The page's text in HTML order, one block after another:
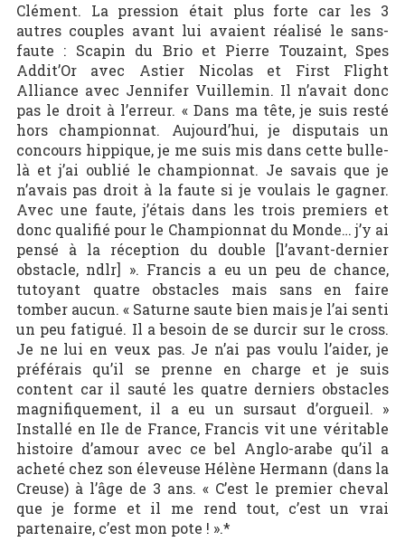
Clément. La pression était plus forte car les 3
autres couples avant lui avaient réalisé le sans-
faute : Scapin du Brio et Pierre Touzaint, Spes
Addit’Or avec Astier Nicolas et First Flight
Alliance avec Jennifer Vuillemin. Il n’avait donc
pas le droit à l’erreur. « Dans ma tête, je suis resté
hors championnat. Aujourd’hui, je disputais un
concours hippique, je me suis mis dans cette bulle-
là et j’ai oublié le championnat. Je savais que je
n’avais pas droit à la faute si je voulais le gagner.
Avec une faute, j’étais dans les trois premiers et
donc qualifié pour le Championnat du Monde… j’y ai
pensé à la réception du double [l’avant-dernier
obstacle, ndlr] ». Francis a eu un peu de chance,
tutoyant quatre obstacles mais sans en faire
tomber aucun. « Saturne saute bien mais je l’ai senti
un peu fatigué. Il a besoin de se durcir sur le cross.
Je ne lui en veux pas. Je n’ai pas voulu l’aider, je
préférais qu’il se prenne en charge et je suis
content car il sauté les quatre derniers obstacles
magnifiquement, il a eu un sursaut d’orgueil. »
Installé en Ile de France, Francis vit une véritable
histoire d’amour avec ce bel Anglo-arabe qu’il a
acheté chez son éleveuse Hélène Hermann (dans la
Creuse) à l’âge de 3 ans. « C’est le premier cheval
que je forme et il me rend tout, c’est un vrai
partenaire, c’est mon pote ! ».*